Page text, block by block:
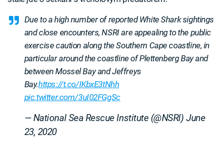
Due to a high number of reported White Shark sightings
and close encounters, NSRI are appealing to the public
exercise caution along the Southern Cape coastline, in
particular around the coastline of Plettenberg Bay and
between Mossel Bay and Jeffreys
Bay.https://t.co/IKbxE3tNhh
pic.twitter.com/3uI02FGgSc
— National Sea Rescue Institute (@NSRI) June
23, 2020